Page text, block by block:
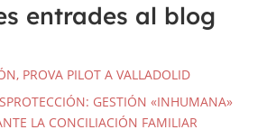
entrades al blog
PROVA PILOT A VALLADOLID
GESTIÓN «INHUMANA»
LA CONCILIACIÓN FAMILIAR